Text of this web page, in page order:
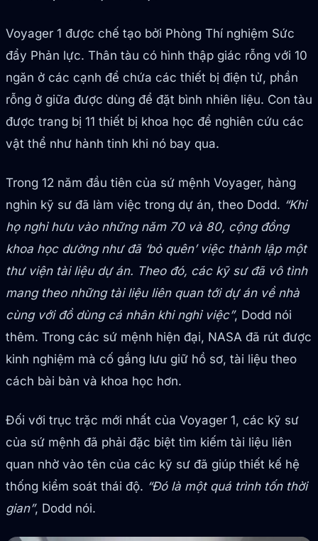
Voyager 1 được chế tạo bởi Phòng Thí nghiệm Sức
đẩy Phản lực. Thân tàu có hình thập giác rỗng với 10
ngăn ở các cạnh để chứa các thiết bị điện tử, phần
rỗng ở giữa được dùng để đặt bình nhiên liệu. Con tàu
được trang bị 11 thiết bị khoa học để nghiên cứu các
vật thể như hành tinh khi nó bay qua.
Trong 12 năm đầu tiên của sứ mệnh Voyager, hàng
nghìn kỹ sư đã làm việc trong dự án, theo Dodd. “Khi
họ nghỉ hưu vào những năm 70 và 80, cộng đồng
khoa học dường như đã ‘bỏ quên’ việc thành lập một
thư viện tài liệu dự án. Theo đó, các kỹ sư đã vô tình
mang theo những tài liệu liên quan tới dự án về nhà
cùng với đồ dùng cá nhân khi nghỉ việc”, Dodd nói
thêm. Trong các sứ mệnh hiện đại, NASA đã rút được
kinh nghiệm mà cố gắng lưu giữ hồ sơ, tài liệu theo
cách bài bản và khoa học hơn.
Đối với trục trặc mới nhất của Voyager 1, các kỹ sư
của sứ mệnh đã phải đặc biệt tìm kiếm tài liệu liên
quan nhờ vào tên của các kỹ sư đã giúp thiết kế hệ
thống kiểm soát thái độ. “Đó là một quá trình tốn thời
gian”, Dodd nói.